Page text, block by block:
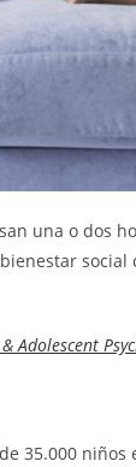
una o dos
social
Adolescent
35.000